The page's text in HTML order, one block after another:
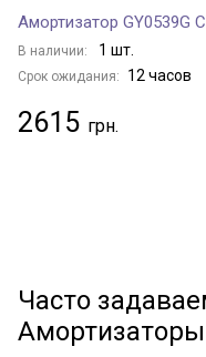
Амортизатор GY0539G
В наличии: 1 шт.
Срок ожидания: 12 часов
2615
Часто